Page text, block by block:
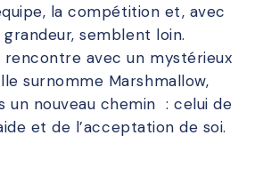
la compétition et, avec
semblent loin.
rencontre avec un mystérieux
surnomme Marshmallow,
un nouveau chemin : celui de
et de l’acceptation de soi.